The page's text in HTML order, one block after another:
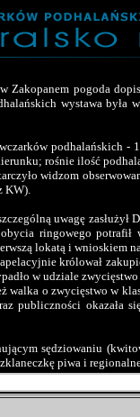
Zakopanem pogoda
wystawa była
podhalańskich
rośnie ilość
widzom
KW).
uwagę
ringowego potrafił
lokatą i wnioskiem
królował
w udziale
walka o zwycięstwo w
publiczności okazała
sędziowaniu
piwa i